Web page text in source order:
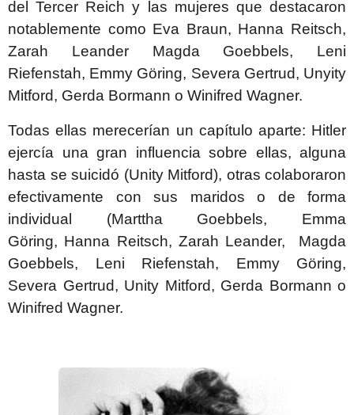
del Tercer Reich y las mujeres que destacaron
notablemente como Eva Braun, Hanna Reitsch,
Zarah Leander Magda Goebbels, Leni
Riefenstah, Emmy Göring, Severa Gertrud, Unyity
Mitford, Gerda Bormann o Winifred Wagner.
Todas ellas merecerían un capítulo aparte: Hitler
ejercía una gran influencia sobre ellas, alguna
hasta se suicidó (Unity Mitford), otras colaboraron
efectivamente con sus maridos o de forma
individual (Marttha Goebbels, Emma
Göring, Hanna Reitsch, Zarah Leander, Magda
Goebbels, Leni Riefenstah, Emmy Göring,
Severa Gertrud, Unity Mitford, Gerda Bormann o
Winifred Wagner.